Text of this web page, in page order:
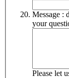
Message :
your
Please let